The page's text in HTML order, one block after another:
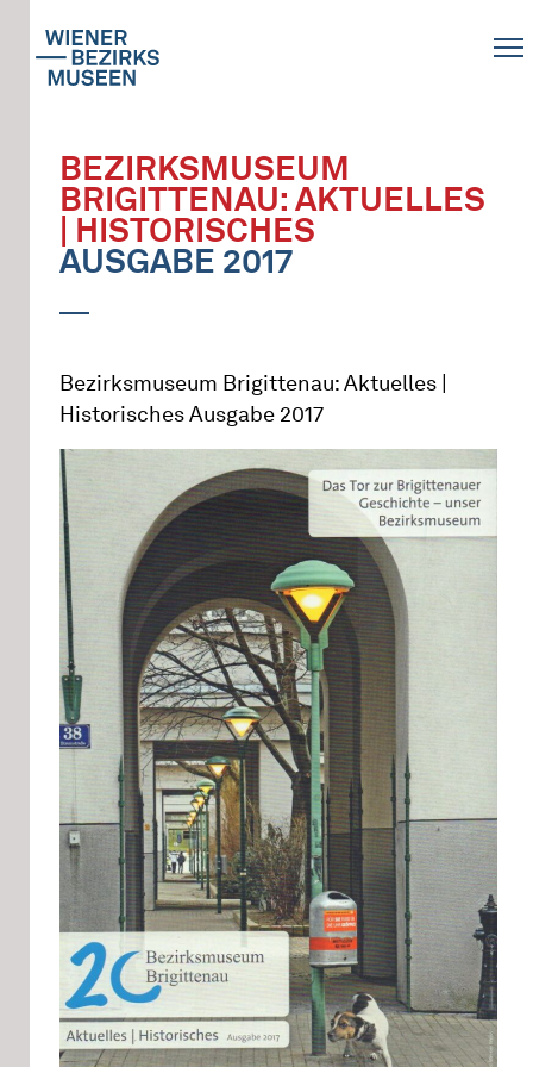
BEZIRKSMUSEUM
BRIGITTENAU: AKTUELLES
| HISTORISCHES
AUSGABE 2017
Bezirksmuseum Brigittenau: Aktuelles |
Historisches Ausgabe 2017